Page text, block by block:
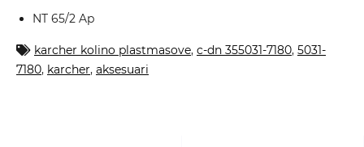
NT 65/2 Ap
karcher kolino plastmasove, c-dn 355031-7180, 5031-
7180, karcher, aksesuari